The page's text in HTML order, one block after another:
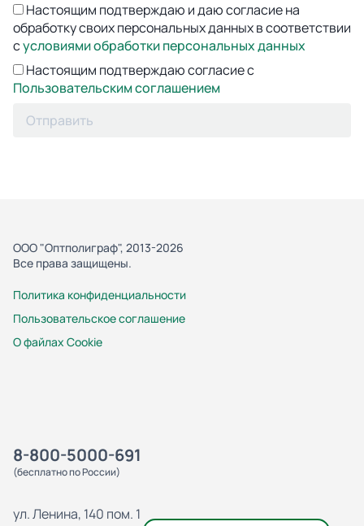
Настоящим подтверждаю и даю согласие на
обработку своих персональных данных в соответствии
сусловиями обработки персональных данных
Настоящим подтверждаю согласие с
Пользовательским соглашением
Отправить
ООО "Оптполиграф", 2013-2026
Все права защищены.
Политика конфиденциальности
Пользовательское соглашение
О файлах Cookie
8-800-5000-691
(бесплатно по России)
ул. Ленина, 140 пом. 1